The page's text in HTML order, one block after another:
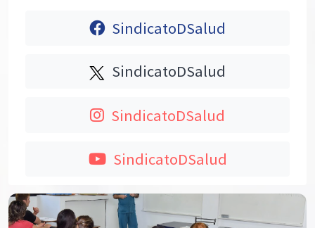
SindicatoDSalud
SindicatoDSalud
SindicatoDSalud
SindicatoDSalud